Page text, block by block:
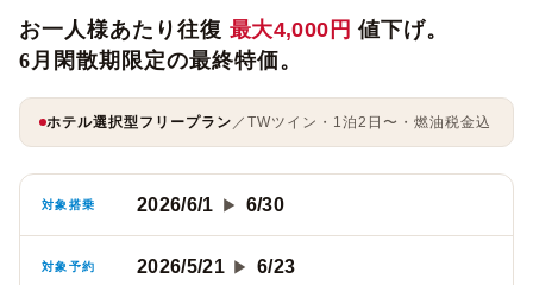
お一人様あたり往復 最大4,000円 値下げ。
6月閑散期限定の最終特価。
ホテル選択型フリープラン ／TWツイン・1泊2日〜・燃油税金込
対象搭乗 2026/6/1 ▶ 6/30
対象予約 2026/5/21 ▶ 6/23